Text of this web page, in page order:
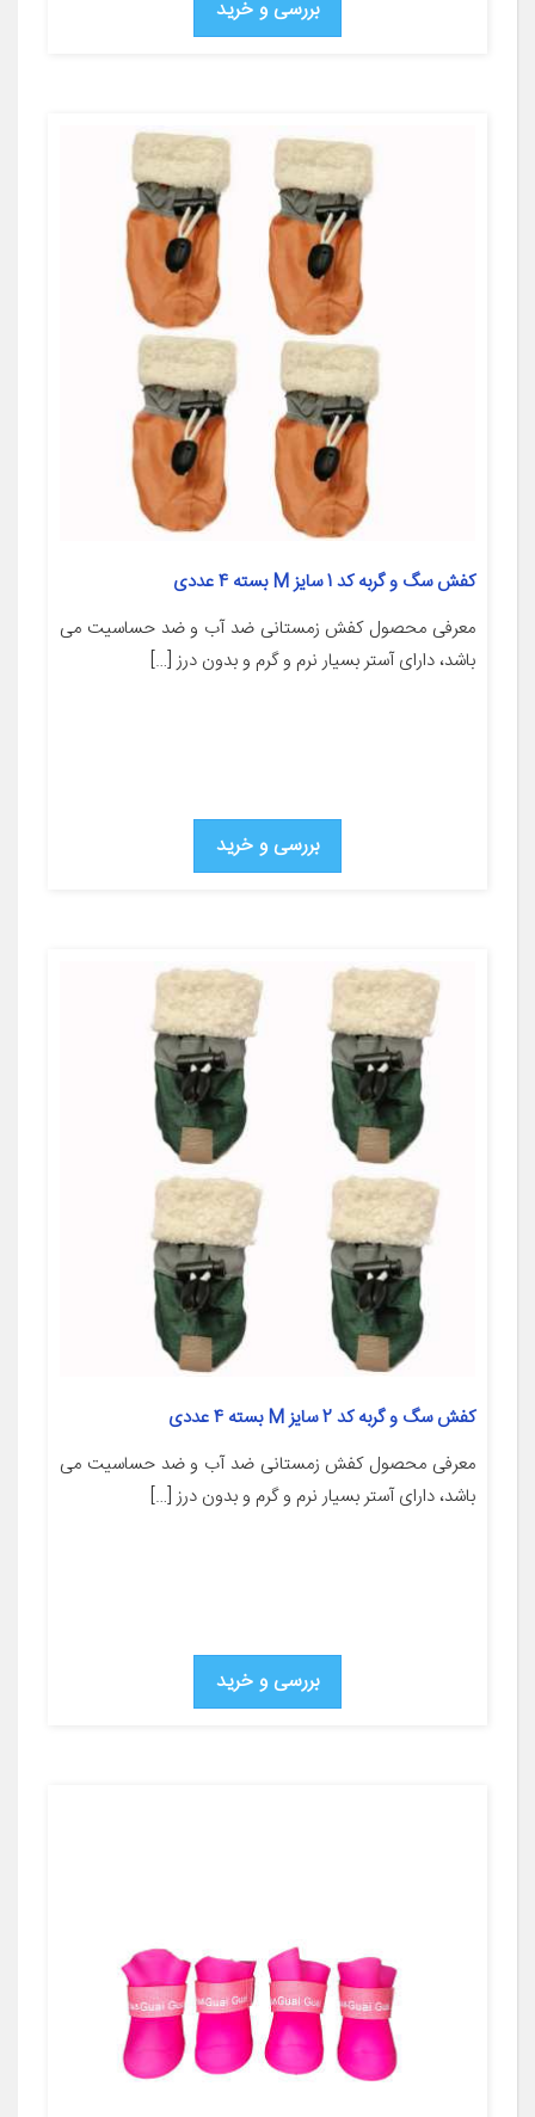
بررسی و خرید
کفش سگ و گربه کد 1 سایز M بسته 4 عددی
معرفی محصول کفش زمستانی ضد آب و ضد حساسیت می
باشد، دارای آستر بسیار نرم و گرم و بدون درز […]
بررسی و خرید
کفش سگ و گربه کد 2 سایز M بسته 4 عددی
معرفی محصول کفش زمستانی ضد آب و ضد حساسیت می
باشد، دارای آستر بسیار نرم و گرم و بدون درز […]
بررسی و خرید